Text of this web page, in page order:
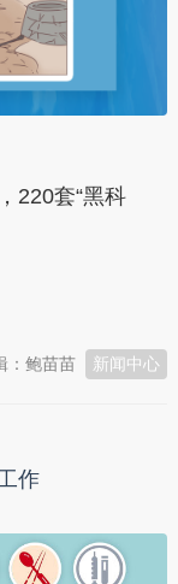
套“黑科
新闻中心
：鲍苗苗
作